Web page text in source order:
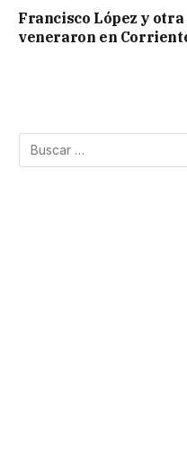
Francisco López y
veneraron en